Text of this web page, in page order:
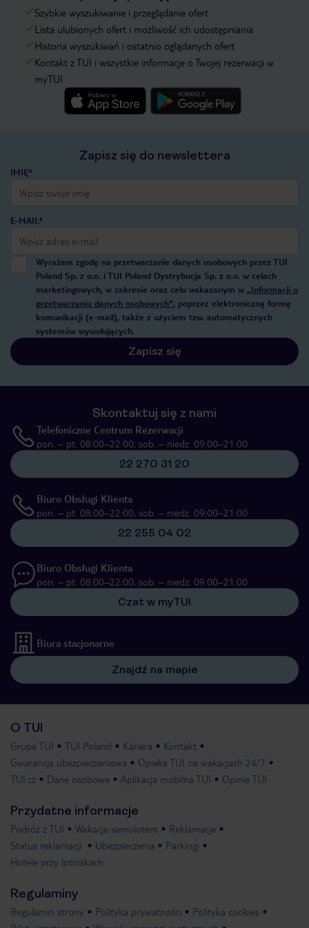
Szybkie wyszukiwanie i przeglądanie ofert
Lista ulubionych ofert i możliwość ich udostępniania
Historia wyszukiwań i ostatnio oglądanych ofert
Kontakt z TUI i wszystkie informacje o Twojej rezerwacji w
myTUI
Zapisz się do newslettera
IMIĘ*
E-MAIL*
Wyrażam zgodę na przetwarzanie danych osobowych przez TUI
Poland Sp. z o.o. i TUI Poland Dystrybucja Sp. z o.o. w celach
marketingowych, w zakresie oraz celu wskazanym w „Informacji o
przetwarzaniu danych osobowych”, poprzez elektroniczną formę
komunikacji (e-mail), także z użyciem tzw. automatycznych
systemów wywołujących.
Zapisz się
Skontaktuj się z nami
Telefoniczne Centrum Rezerwacji
pon. – pt. 08:00–22:00, sob. – niedz. 09:00–21:00
22 270 31 20
Biuro Obsługi Klienta
pon. – pt. 08:00–22:00, sob. – niedz. 09:00–21:00
22 255 04 02
Biuro Obsługi Klienta
pon. – pt. 08:00–22:00, sob. – niedz. 09:00–21:00
Czat w myTUI
Biura stacjonarne
Znajdź na mapie
O TUI
Grupa TUI TUI Poland Kariera
Kontakt
Gwarancja ubezpieczeniowa
Opieka TUI na wakacjach 24/7
TUI.cz
Dane osobowe Aplikacja mobilna TUI Opinie TUI
Przydatne informacje
Podróż z TUI Wakacje samolotem
Reklamacje
Status reklamacji
Ubezpieczenia
Parkingi
Hotele przy lotniskach
Regulaminy
Regulamin strony Polityka prywatności
Polityka cookies